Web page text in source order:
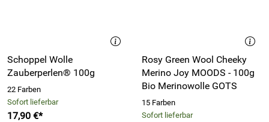
Schoppel Wolle
Zauberperlen® 100g
22 Farben
Sofort lieferbar
17,90 €*
Rosy Green Wool Cheeky
Merino Joy MOODS - 100g
Bio Merinowolle GOTS
15 Farben
Sofort lieferbar